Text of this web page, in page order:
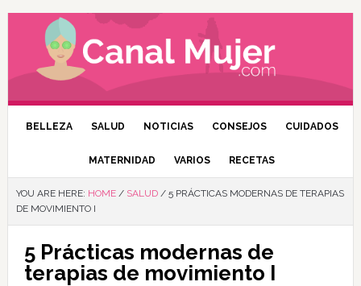
BELLEZA SALUD NOTICIAS CONSEJOS CUIDADOS
MATERNIDAD VARIOS RECETAS
YOU ARE HERE: HOME / SALUD /5 PRÁCTICAS MODERNAS DE TERAPIAS
DE MOVIMIENTO I
5 Prácticas modernas de
terapias de movimiento I